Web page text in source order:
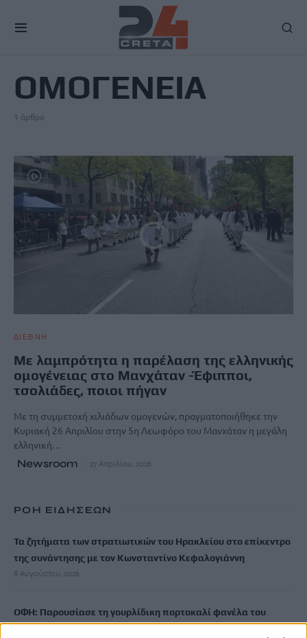
ΟΜΟΓΕΝΕΙΑ
1 άρθρο
ΔΙΕΘΝΗ
Με λαμπρότητα η παρέλαση της ελληνικής
ομογένειας στο Μανχάταν -Έφιπποι,
τσολιάδες, ποιοι πήγαν
Με τη συμμετοχή χιλιάδων ομογενών, πραγματοποιήθηκε την
Κυριακή 26 Απριλίου στην 5η Λεωφόρο του Μανχάταν η μεγάλη
ελληνική…
Newsroom 27 Απριλίου, 2026
ΡΟΗ ΕΙΔΗΣΕΩΝ
Τα ζητήματα των στρατιωτικών του Ηρακλείου στο επίκεντρο
της συνάντησης με τον Κωνσταντίνο Κεφαλογιάννη
8 Αυγούστου, 2026
ΟΦΗ: Παρουσίασε τη γουρλίδικη πορτοκαλί φανέλα του